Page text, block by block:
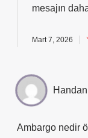
mesajın
Mart 7, 2026
Handan
Ambargo nedir